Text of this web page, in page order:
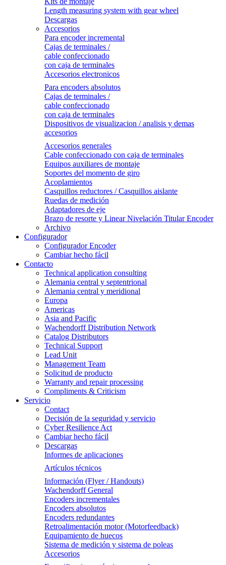
Length measuring system with gear wheel
Descargas
Accesorios
Para encoder incremental
Cajas de terminales /
cable confeccionado
con caja de terminales
Accesorios electronicos
Para encoders absolutos
Cajas de terminales /
cable confeccionado
con caja de terminales
Dispositivos de visualizacion / analisis y demas
accesorios
Accesorios generales
Cable confeccionado con caja de terminales
Equipos auxiliares de montaje
Soportes del momento de giro
Acoplamientos
Casquillos reductores / Casquillos aislante
Ruedas de medición
Adaptadores de eje
Brazo de resorte y Linear Nivelación Titular Encoder
Archivo
Configurador
Configurador Encoder
Cambiar hecho fácil
Contacto
Technical application consulting
Alemania central y septentrional
Alemania central y meridional
Europa
Americas
Asia and Pacific
Wachendorff Distribution Network
Catalog Distributors
Technical Support
Lead Unit
Management Team
Solicitud de producto
Warranty and repair processing
Compliments & Criticism
Servicio
Contact
Decisión de la seguridad y servicio
Cyber Resilience Act
Cambiar hecho fácil
Descargas
Informes de aplicaciones
Artículos técnicos
Información (Flyer / Handouts)
Wachendorff General
Encoders incrementales
Encoders absolutos
Encoders redundantes
Retroalimentación motor (Motorfeedback)
Equipamiento de huecos
Sistema de medición y sistema de poleas
Accesorios